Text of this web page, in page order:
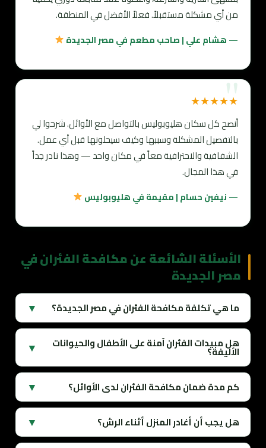
من أي مشكلة مستقبلاً. فعلاً الأفضل في المنطقة.
— هشام علي | صاحب مطعم في مصر الجديدة
★★★★★
أنصح كل سكان هليوبوليس بالتواصل مع الأوائل. شرحوا لي
بالتفصيل المشكلة وسببها وكيف سيحلونها قبل أي عمل.
الشفافية والاحترافية معاً في مكان واحد — وهذا نادر جداً
في هذا المجال.
— نيفين حسام | مقيمة في هليوبوليس
الأسئلة الشائعة عن مكافحة الفئران في
مصر الجديدة
ما هي تكلفة مكافحة الفئران في مصر الجديدة؟ ▼
هل مبيدات الفئران آمنة على الأطفال والحيوانات
الأليفة؟ ▼
كم مدة ضمان مكافحة الفئران لدى الأوائل؟ ▼
هل يجب أن أغادر المنزل أثناء الرش؟ ▼